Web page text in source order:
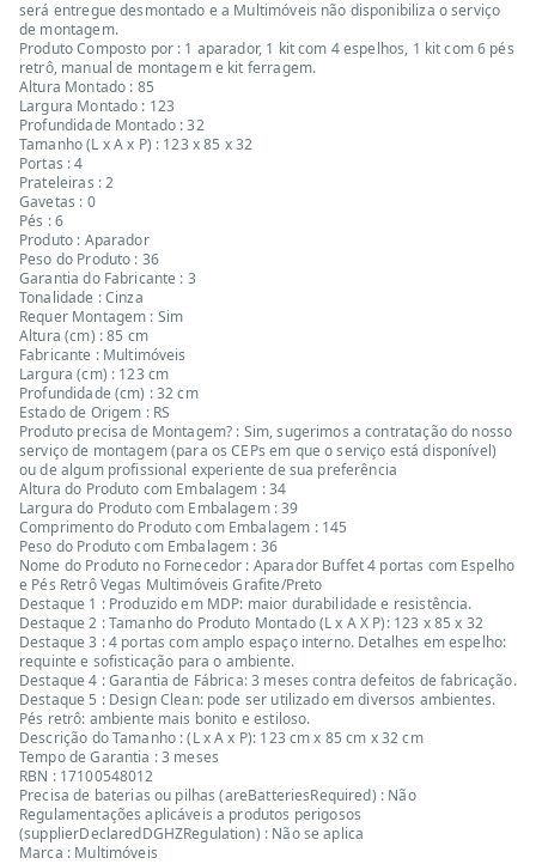
será entregue desmontado e a Multimóveis não disponibiliza o serviço
de montagem.
Produto Composto por : 1 aparador, 1 kit com 4 espelhos, 1 kit com 6 pés
retrô, manual de montagem e kit ferragem.
Altura Montado : 85
Largura Montado : 123
Profundidade Montado : 32
Tamanho (L x A x P) : 123 x 85 x 32
Portas : 4
Prateleiras : 2
Gavetas : 0
Pés : 6
Produto : Aparador
Peso do Produto : 36
Garantia do Fabricante : 3
Tonalidade : Cinza
Requer Montagem : Sim
Altura (cm) : 85 cm
Fabricante : Multimóveis
Largura (cm) : 123 cm
Profundidade (cm) : 32 cm
Estado de Origem : RS
Produto precisa de Montagem? : Sim, sugerimos a contratação do nosso
serviço de montagem (para os CEPs em que o serviço está disponível)
ou de algum profissional experiente de sua preferência
Altura do Produto com Embalagem : 34
Largura do Produto com Embalagem : 39
Comprimento do Produto com Embalagem : 145
Peso do Produto com Embalagem : 36
Nome do Produto no Fornecedor : Aparador Buffet 4 portas com Espelho
e Pés Retrô Vegas Multimóveis Grafite/Preto
Destaque 1 : Produzido em MDP: maior durabilidade e resistência.
Destaque 2 : Tamanho do Produto Montado (L x A X P): 123 x 85 x 32
Destaque 3 : 4 portas com amplo espaço interno. Detalhes em espelho:
requinte e sofisticação para o ambiente.
Destaque 4 : Garantia de Fábrica: 3 meses contra defeitos de fabricação.
Destaque 5 : Design Clean: pode ser utilizado em diversos ambientes.
Pés retrô: ambiente mais bonito e estiloso.
Descrição do Tamanho : (L x A x P): 123 cm x 85 cm x 32 cm
Tempo de Garantia : 3 meses
RBN : 17100548012
Precisa de baterias ou pilhas (areBatteriesRequired) : Não
Regulamentações aplicáveis a produtos perigosos
(supplierDeclaredDGHZRegulation) : Não se aplica
Marca : Multimóveis